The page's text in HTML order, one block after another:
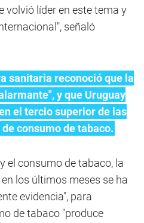
volvió líder en este tema y
señaló
sanitaria reconoció que la
y que Uruguay
el tercio superior de las
consumo de tabaco.
el consumo de tabaco, la
los últimos meses se ha
evidencia", para
de tabaco "produce